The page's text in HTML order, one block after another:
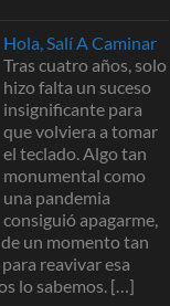
Hola, Salí A Caminar
Tras cuatro años, solo
hizo falta un suceso
insignificante para
que volviera a tomar
el teclado. Algo tan
monumental como
una pandemia
consiguió apagarme,
un momento tan
reavivar esa
lo sabemos. […]